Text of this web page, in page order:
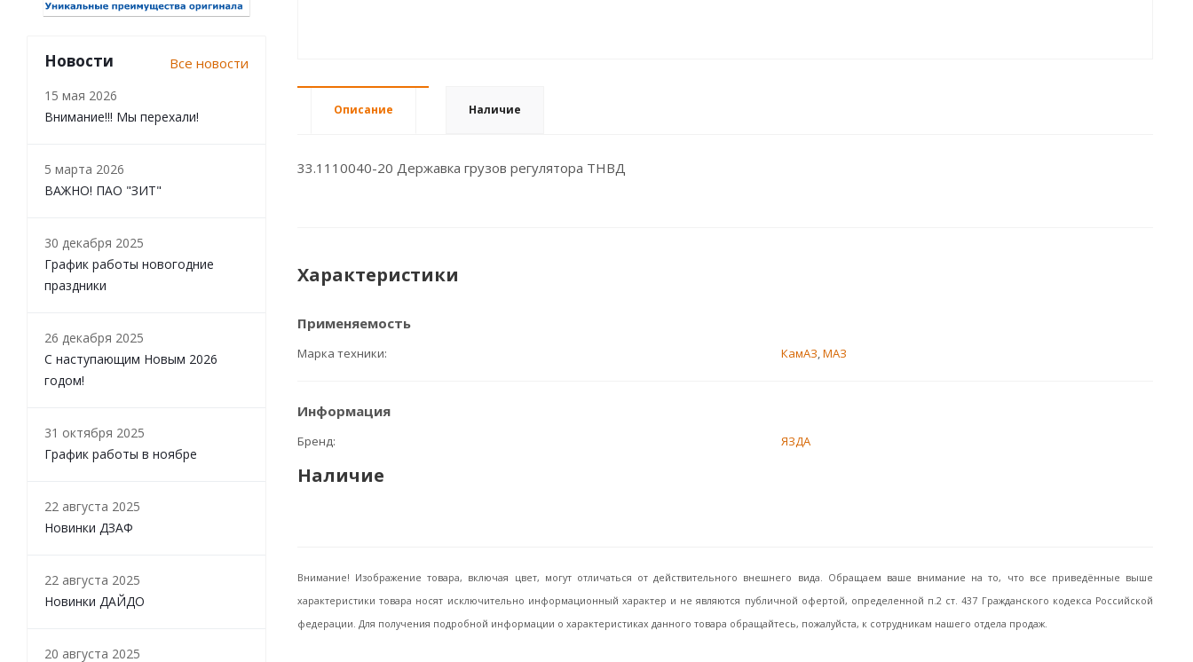
Описание Наличие
33.1110040-20 Державка грузов регулятора ТНВД
Характеристики
Применяемость
Марка техники КамАЗ,МАЗ
Информация
Бренд ЯЗДА
Наличие
Внимание! Изображение товара, включая цвет, могут отличаться от действительного внешнего вида. Обращаем ваше внимание на то, что все приведённые выше
характеристики товара носят исключительно информационный характер и не являются публичной офертой, определенной п.2 ст. 437 Гражданского кодекса Российской
федерации. Для получения подробной информации о характеристиках данного товара обращайтесь, пожалуйста, к сотрудникам нашего отдела продаж.
Новости Все новости
15 мая 2026
Внимание!!! Мы перехали!
5 марта 2026
ВАЖНО! ПАО "ЗИТ"
30 декабря 2025
График работы новогодние
праздники
26 декабря 2025
С наступающим Новым 2026
годом!
31 октября 2025
График работы в ноябре
22 августа 2025
Новинки ДЗАФ
22 августа 2025
Новинки ДАЙДО
20 августа 2025